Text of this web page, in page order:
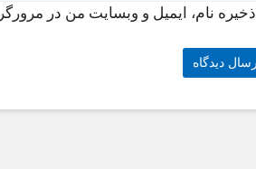
ذخیره نام، ایمیل و وبسایت من در